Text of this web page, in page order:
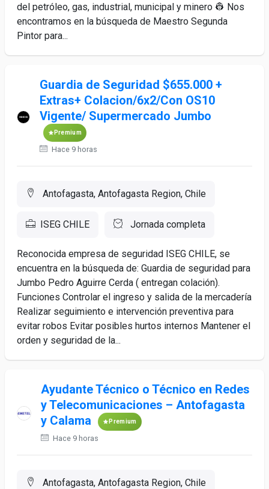
del petróleo, gas, industrial, municipal y minero 👷 Nos
encontramos en la búsqueda de Maestro Segunda
Pintor para...
Guardia de Seguridad $655.000 +
Extras+ Colacion/6x2/Con OS10
Vigente/ Supermercado Jumbo
Premium
Hace 9 horas
Antofagasta, Antofagasta Region, Chile
ISEG CHILE Jornada completa
Reconocida empresa de seguridad ISEG CHILE, se
encuentra en la búsqueda de: Guardia de seguridad para
Jumbo Pedro Aguirre Cerda ( entregan colación).
Funciones Controlar el ingreso y salida de la mercadería
Realizar seguimiento e intervención preventiva para
evitar robos Evitar posibles hurtos internos Mantener el
orden y seguridad de la...
Ayudante Técnico o Técnico en Redes
y Telecomunicaciones – Antofagasta
y Calama
Premium
Hace 9 horas
Antofagasta, Antofagasta Region, Chile